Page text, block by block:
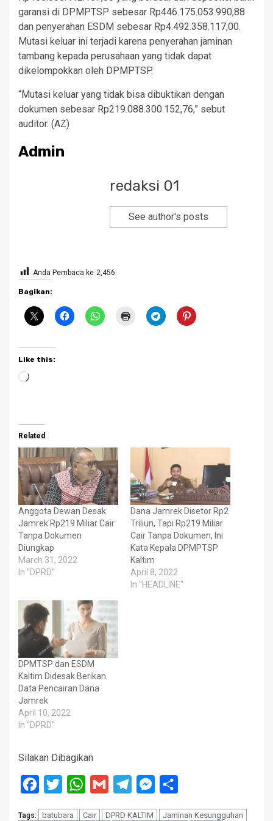
garansi di DPMPTSP sebesar Rp446.175.053.990,88
dan penyerahan ESDM sebesar Rp4.492.358.117,00.
Mutasi keluar ini terjadi karena penyerahan jaminan
tambang kepada perusahaan yang tidak dapat
dikelompokkan oleh DPMPTSP.
“Mutasi keluar yang tidak bisa dibuktikan dengan
dokumen sebesar Rp219.088.300.152,76,” sebut
auditor. (AZ)
Admin
redaksi 01
See author's posts
Anda Pembaca ke 2,456
Bagikan:
Like this:
Loading…
Related
Anggota Dewan Desak
Jamrek Rp219 Miliar Cair
Tanpa Dokumen
Diungkap
March 31, 2022
In "DPRD"
Dana Jamrek Disetor Rp2
Triliun, Tapi Rp219 Miliar
Cair Tanpa Dokumen, Ini
Kata Kepala DPMPTSP
Kaltim
April 8, 2022
In "HEADLINE"
DPMTSP dan ESDM
Kaltim Didesak Berikan
Data Pencairan Dana
Jamrek
April 10, 2022
In "DPRD"
Silakan Dibagikan
Facebook
Twitter WhatsApp
Gmail TelegramMessenger
Tags: batubara Cair DPRD KALTIM
Jaminan Kesungguhan